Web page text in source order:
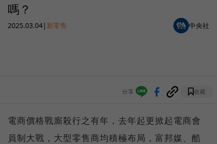
嗎？
2025.03.04| 新零售 中央社
分享 收藏
電商價格戰廝殺行之有年，去年起更掀起電商會
員制大戰，大型零售商均積極布局，富邦媒、酷